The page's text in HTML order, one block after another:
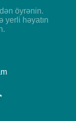
öyrənin.
yerli həyatın